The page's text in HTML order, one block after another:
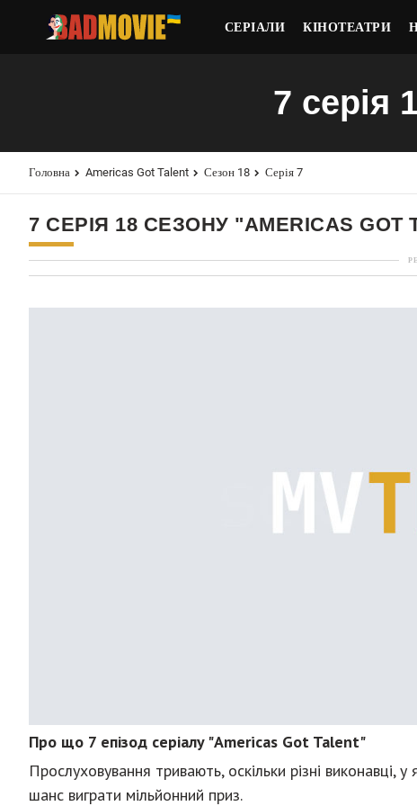
СЕРІАЛИ КІНОТЕАТРИ
7 серія
Головна Americas Got Talent Сезон 18 Серія 7
7 СЕРІЯ 18 СЕЗОНУ "AMERICAS GOT
Про що 7 епізод серіалу "Americas Got Talent"
Прослуховування тривають, оскільки різні виконавці,
шанс виграти мільйонний приз.